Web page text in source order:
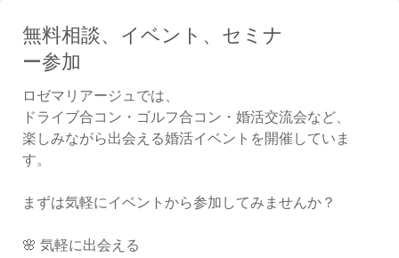
無料相談、イベント、セミナ
ー参加
ロゼマリアージュでは、
ドライブ合コン・ゴルフ合コン・婚活交流会など、
楽しみながら出会える婚活イベントを開催していま
す。
まずは気軽にイベントから参加してみませんか？
🌸 気軽に出会える